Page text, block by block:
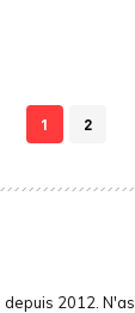
1 2
2012. N'as